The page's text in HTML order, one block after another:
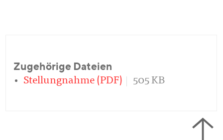
Zugehörige Dateien
Stellungnahme (PDF)
505 KB